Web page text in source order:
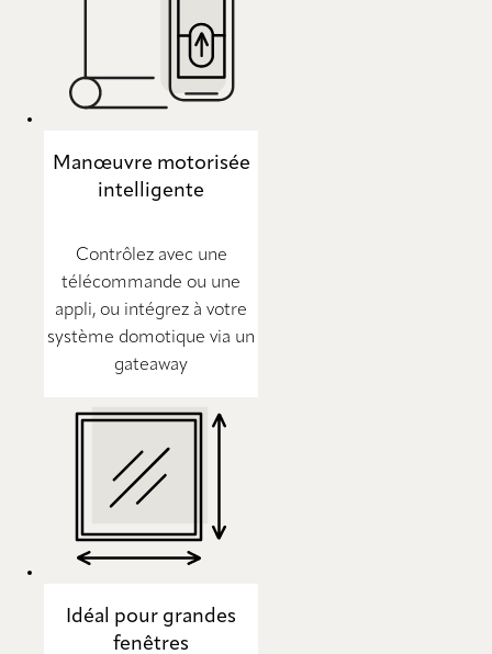
Manœuvre motorisée
intelligente
Contrôlez avec une
télécommande ou une
appli, ou intégrez à votre
système domotique via un
gateaway
Idéal pour grandes
fenêtres